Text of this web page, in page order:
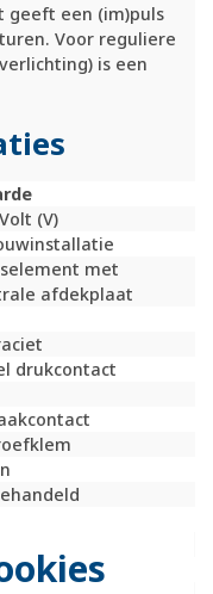
geeft een (im)puls
Voor reguliere
is een
(V)
met
afdekplaat
drukcontact